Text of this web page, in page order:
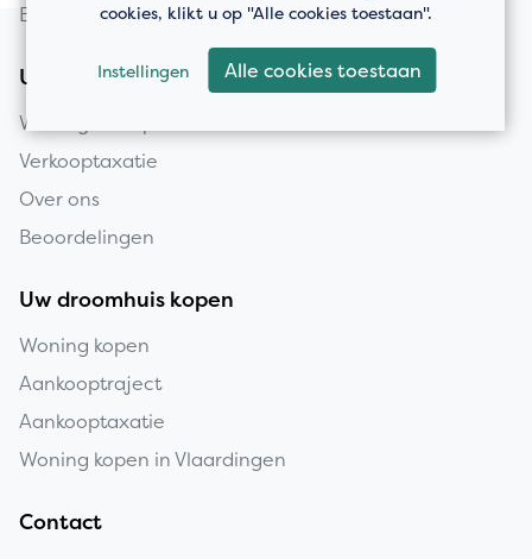
Bedrijfspanden
Uw huis verkopen
Woning verkopen
Verkooptaxatie
Over ons
Beoordelingen
Uw droomhuis kopen
Woning kopen
Aankooptraject
Aankooptaxatie
Woning kopen in Vlaardingen
Contact
cookies, klikt u op "Alle cookies toestaan".
Instellingen Alle cookies toestaan